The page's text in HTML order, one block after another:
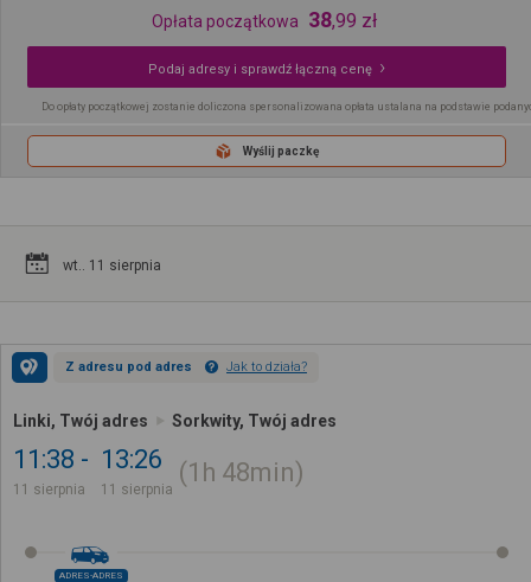
Opłata początkowa 38,99 zł
Podaj adresy i sprawdź łączną cenę
Do opłaty początkowej zostanie doliczona spersonalizowana opłata ustalana na podstawie
Wyślij paczkę
wt.. 11 sierpnia
Z adresu pod adres Jak to działa?
Linki, Twój adres Sorkwity, Twój adres
11:38
11 sierpnia
13:26
11 sierpnia
1h 48min
ADRES-ADRES